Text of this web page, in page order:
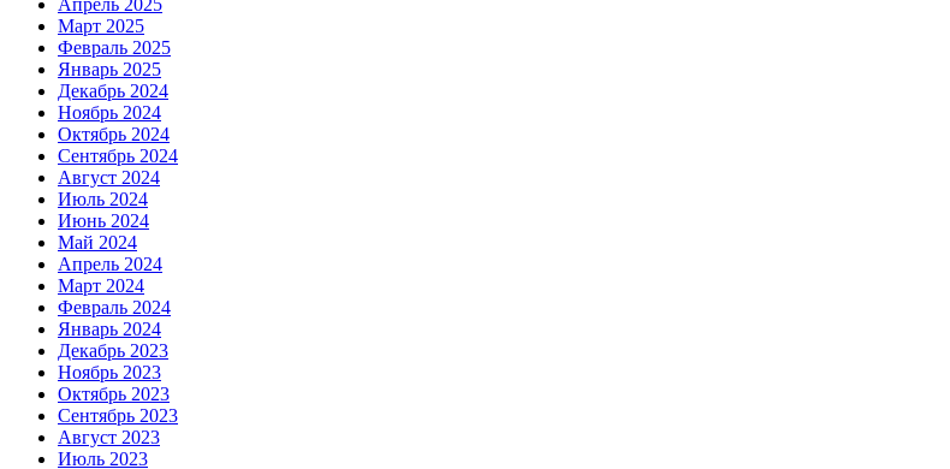
Март 2025
Февраль 2025
Январь 2025
Декабрь 2024
Ноябрь 2024
Октябрь 2024
Сентябрь 2024
Август 2024
Июль 2024
Июнь 2024
Май 2024
Апрель 2024
Март 2024
Февраль 2024
Январь 2024
Декабрь 2023
Ноябрь 2023
Октябрь 2023
Сентябрь 2023
Август 2023
Июль 2023